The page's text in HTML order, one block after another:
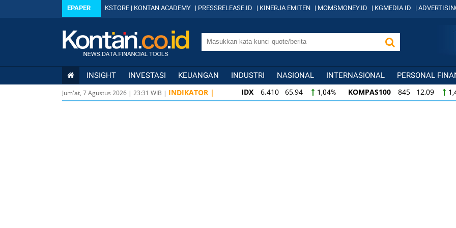
EPAPER KSTORE | KONTAN ACADEMY | PRESSRELEASE.ID | KINERJA EMITEN | MOMSMONEY.ID | KGMEDIA.ID |
INSIGHT INVESTASI KEUANGAN INDUSTRI NASIONAL INTERNASIONAL PERSONAL
Jum'at, 7 Agustus 2026 | 23:31 WIB | INDIKATOR | IDX 6.410 65,94 1,04% KOMPAS100 845 12,09
KOMPAS100
845 12,09 1,45% LQ45 640 9,44